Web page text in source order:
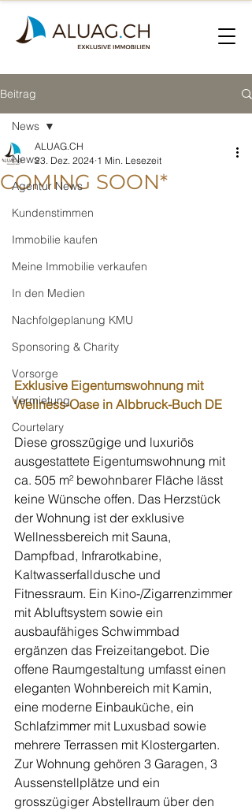
Beitrag
News
Agentur News
Kundenstimmen
Immobilie kaufen
Meine Immobilie verkaufen
In den Medien
Nachfolgeplanung KMU
Sponsoring & Charity
Vorsorge
Vermietung
Courtelary
News
COMING SOON*
ALUAG.CH
23. Dez. 2024 1 Min. Lesezeit
Exklusive Eigentumswohnung mit
Wellness-Oase in Albbruck-Buch DE
Diese grosszügige und luxuriös
ausgestattete Eigentumswohnung mit
ca. 505 m² bewohnbarer Fläche lässt
keine Wünsche offen. Das Herzstück
der Wohnung ist der exklusive
Wellnessbereich mit Sauna,
Dampfbad, Infrarotkabine,
Kaltwasserfalldusche und
Fitnessraum. Ein Kino-/Zigarrenzimmer
mit Abluftsystem sowie ein
ausbaufähiges Schwimmbad
ergänzen das Freizeitangebot. Die
offene Raumgestaltung umfasst einen
eleganten Wohnbereich mit Kamin,
eine moderne Einbauküche, ein
Schlafzimmer mit Luxusbad sowie
mehrere Terrassen mit Klostergarten.
Zur Wohnung gehören 3 Garagen, 3
Aussenstellplätze und ein
grosszügiger Abstellraum über den